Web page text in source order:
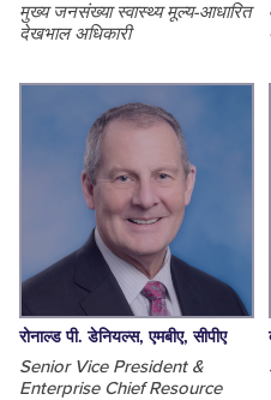
मुख्य जनसंख्या स्वास्थ्य मूल्य-आधारित
देखभाल अधिकारी
रोनाल्ड पी. डेनियल्स, एमबीए, सीपीए
Senior Vice President &
Enterprise Chief Resource